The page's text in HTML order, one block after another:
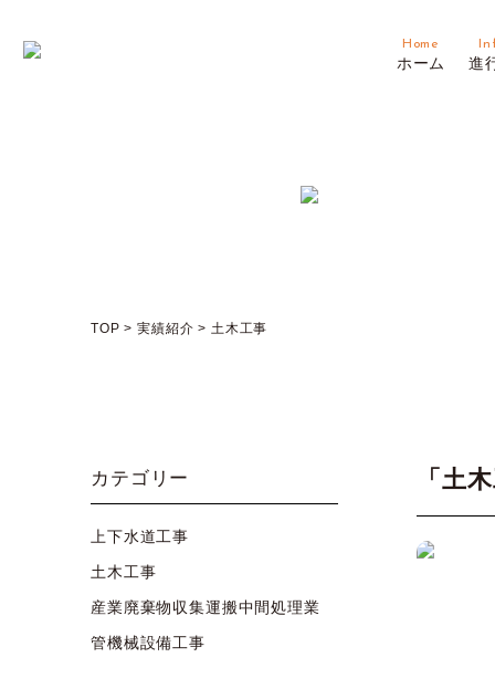
Home
ホーム 進
TOP >実績紹介 > 土木工事
「土
カテゴリー
上下水道工事
土木工事
産業廃棄物収集運搬中間処理業
管機械設備工事